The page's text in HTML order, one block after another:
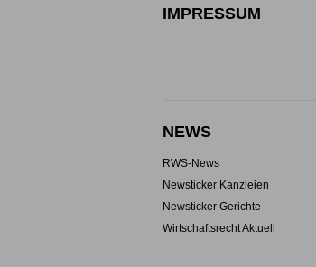
IMPRESSUM
NEWS
RWS-News
Newsticker Kanzleien
Newsticker Gerichte
Wirtschaftsrecht Aktuell